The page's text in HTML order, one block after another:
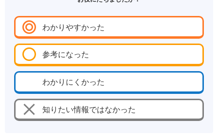
わかりやすかった
参考になった
わかりにくかった
知りたい情報ではなかった